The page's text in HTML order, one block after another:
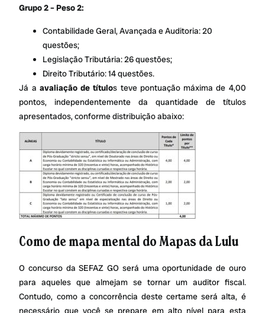
Grupo 2 – Peso 2:
Contabilidade Geral, Avançada e Auditoria: 20
questões;
Legislação Tributária: 26 questões;
Direito Tributário: 14 questões.
Já a avaliação de títulos teve pontuação máxima de 4,00
pontos, independentemente da quantidade de títulos
apresentados, conforme distribuição abaixo:
Como de mapa mental do Mapas da Lulu
O concurso da SEFAZ GO será uma oportunidade de ouro
para aqueles que almejam se tornar um auditor fiscal.
Contudo, como a concorrência deste certame será alta, é
necessário que você se prepare em alto nível para esta